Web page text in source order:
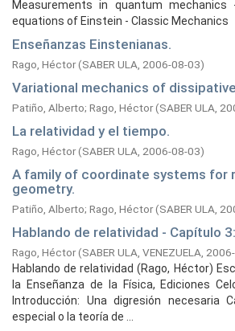
Measurements in quantum
equations of Einstein - Classic Mechanics
Enseñanzas Einstenianas.
Rago, Héctor(SABER ULA, 2006-08-03)
Variational mechanics of
Patiño, Alberto; Rago, Héctor(SABER ULA,
La relatividad y el tiempo.
Rago, Héctor(SABER ULA, 2006-08-03)
A family of coordinate systems for
geometry.
Patiño, Alberto; Rago, Héctor(SABER ULA,
Hablando de relatividad - Capítulo 3:
Rago, Héctor(SABER ULA, VENEZUELA,
Hablando de relatividad (Rago, Héctor)
la Enseñanza de la Física, Ediciones
Introducción: Una digresión necesaria
especial o la teoría de ...